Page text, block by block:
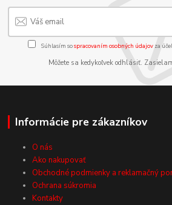
Súhlasím sospracovaním osobných údajov za
Môžete sa kedykoľvek odhlásiť.
Informácie pre zákazníkov
O nás
Ako nakupovať
Obchodné podmienky a reklamačný
Ochrana súkromia
Kontakty